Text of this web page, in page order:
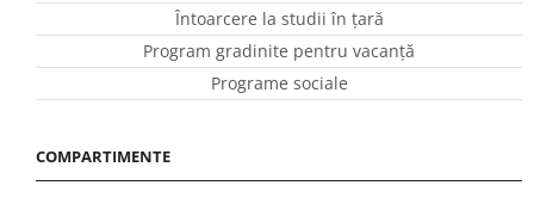
Întoarcere la studii în ţară
Program gradinite pentru vacanţă
Programe sociale
COMPARTIMENTE